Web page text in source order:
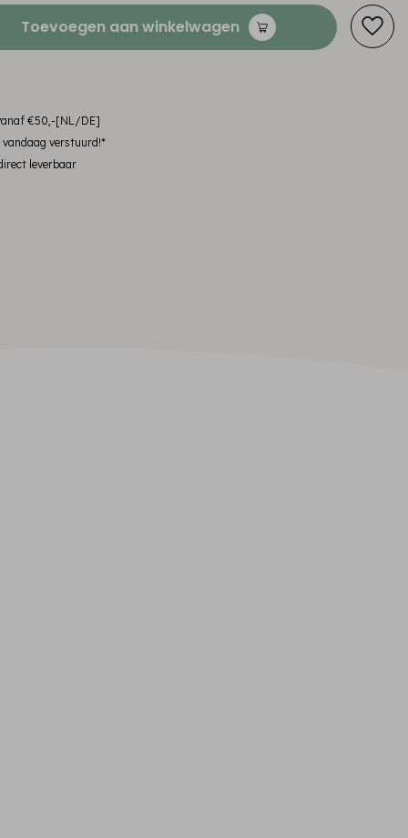
Toevoegen aan winkelwagen
€50,-[NL/DE]
vandaag verstuurd!*
leverbaar